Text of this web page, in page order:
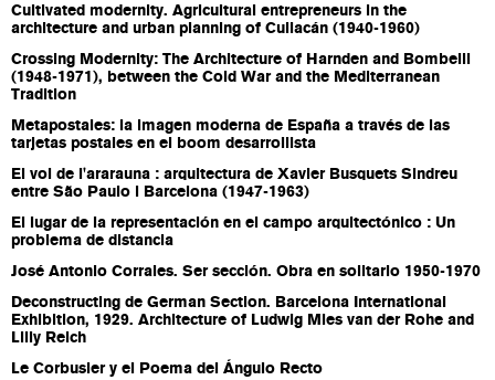
Cultivated modernity. Agricultural entrepreneurs in the
architecture and urban planning of Culiacán (1940-1960)
Crossing Modernity: The Architecture of Harnden and Bombelli
(1948-1971), between the Cold War and the Mediterranean
Tradition
Metapostales: la imagen moderna de España a través de las
tarjetas postales en el boom desarrollista
El vol de l'ararauna : arquitectura de Xavier Busquets Sindreu
entre São Paulo i Barcelona (1947-1963)
El lugar de la representación en el campo arquitectónico : Un
problema de distancia
José Antonio Corrales. Ser sección. Obra en solitario 1950-1970
Deconstructing de German Section. Barcelona International
Exhibition, 1929. Architecture of Ludwig Mies van der Rohe and
Lilly Reich
Le Corbusier y el Poema del Ángulo Recto